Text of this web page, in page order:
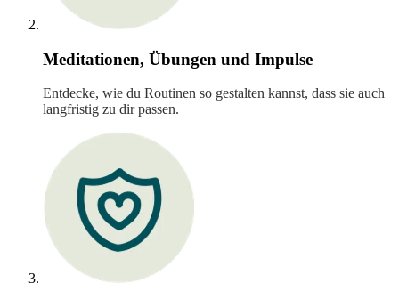
Meditationen, Übungen und Impulse
Entdecke, wie du Routinen so gestalten kannst, dass sie auch
langfristig zu dir passen.